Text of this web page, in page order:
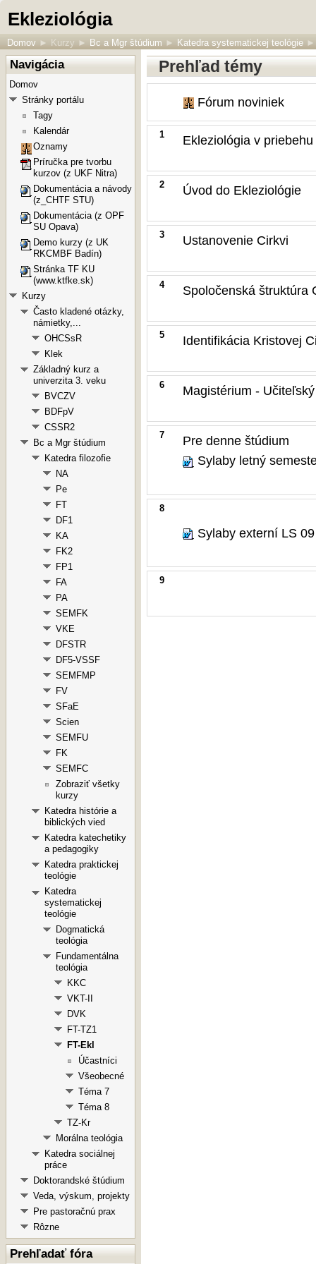
Ekleziológia
Domov ► Kurzy ► Bc a Mgr štúdium ► Katedra systematickej teológie ►
Prehľad témy
Fórum noviniek
1 Ekleziológia v
2 Úvod do Ekleziológie
3 Ustanovenie Cirkvi
4 Spoločenská štruktúra
5 Identifikácia Kristovej
6 Magistérium -
7
Pre denne štúdium
Sylaby letný
8
Sylaby externí LS 09
9
Navigácia
Domov
Stránky portálu
Tagy
Kalendár
Oznamy
Príručka pre tvorbu
kurzov (z UKF Nitra)
Dokumentácia a návody
(z_CHTF STU)
Dokumentácia (z OPF
SU Opava)
Demo kurzy (z UK
RKCMBF Badín)
Stránka TF KU
(www.ktfke.sk)
Kurzy
Často kladené otázky,
námietky,...
OHCSsR
Klek
Základný kurz a
univerzita 3. veku
BVCZV
BDFpV
CSSR2
Bc a Mgr štúdium
Katedra filozofie
NA
Pe
FT
DF1
KA
FK2
FP1
FA
PA
SEMFK
VKE
DFSTR
DF5-VSSF
SEMFMP
FV
SFaE
Scien
SEMFU
FK
SEMFC
Zobraziť všetky
kurzy
Katedra histórie a
biblických vied
Katedra katechetiky
a pedagogiky
Katedra praktickej
teológie
Katedra
systematickej
teológie
Dogmatická
teológia
Fundamentálna
teológia
KKC
VKT-II
DVK
FT-TZ1
FT-Ekl
Účastníci
Všeobecné
Téma 7
Téma 8
TZ-Kr
Morálna teológia
Katedra sociálnej
práce
Doktorandské štúdium
Veda, výskum, projekty
Pre pastoračnú prax
Rôzne
Prehľadať fóra